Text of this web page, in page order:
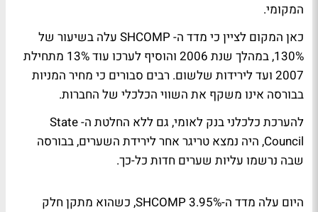
המקומי.
כאן המקום לציין כי מדד ה- SHCOMP עלה בשיעור של
130%, במהלך שנת 2006 והוסיף לערכו עוד 13% מתחילת
2007 ועד לירידות שלשום. רבים סבורים כי מחיר המניות
בבורסה אינו משקף את השווי הכלכלי של החברות.
להערכת כלכלני בנק לאומי, גם ללא החלטת ה- State
Council, היה נמצא טריגר אחר לירידת השערים, בבורסה
שבה נרשמו עליות שערים חדות כל-כך.
היום עלה מדד ה-SHCOMP 3.95%, כשהוא מתקן חלק